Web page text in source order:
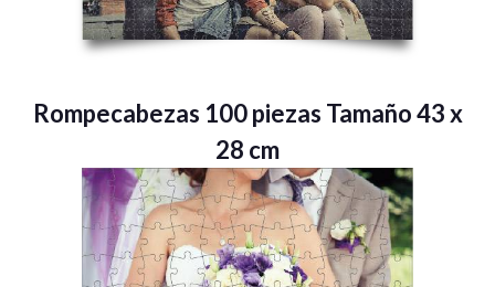
Rompecabezas 100 piezas Tamaño 43 x
28 cm